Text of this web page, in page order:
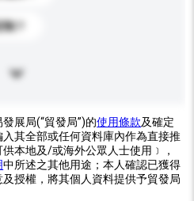
？
展局(“貿發局”)的使用條款及確定
其全部或任何資料庫內作為直接推
本地及/或海外公眾人士使用﹞，
中所述之其他用途；本人確認已獲得
授權，將其個人資料提供予貿發局